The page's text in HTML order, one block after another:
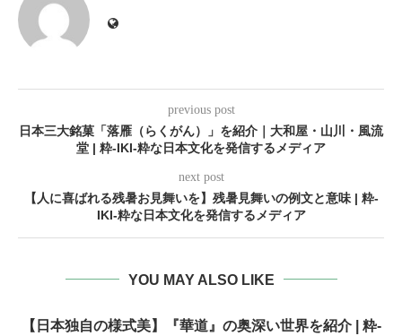
previous post
日本三大銘菓「落雁（らくがん）」を紹介｜大和屋・山川・風流
堂 | 粋-IKI-粋な日本文化を発信するメディア
next post
【人に喜ばれる残暑お見舞いを】残暑見舞いの例文と意味 | 粋-
IKI-粋な日本文化を発信するメディア
YOU MAY ALSO LIKE
【日本独自の様式美】『華道』の奥深い世界を紹介 | 粋-